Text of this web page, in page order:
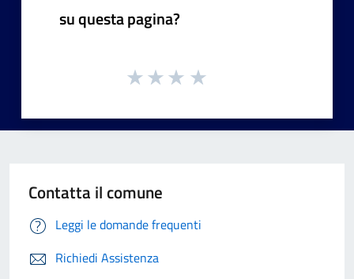
su questa pagina?
Contatta il comune
Leggi le domande frequenti
Richiedi Assistenza